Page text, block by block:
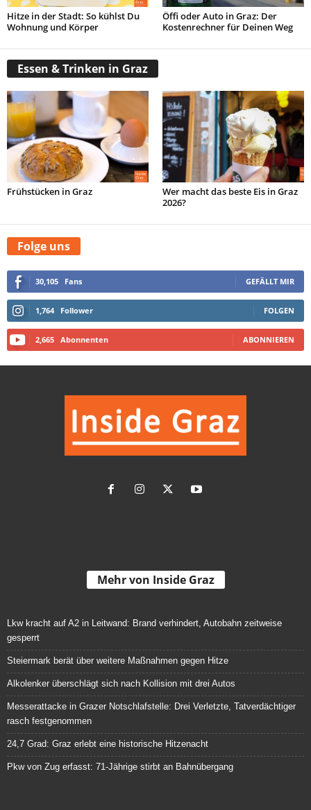
Hitze in der Stadt: So kühlst Du
Wohnung und Körper
Öffi oder Auto in Graz: Der
Kostenrechner für Deinen Weg
Essen & Trinken in Graz
Frühstücken in Graz
Wer macht das beste Eis in Graz
2026?
Folge uns
30,105 Fans GEFÄLLT MIR
1,764 Follower FOLGEN
2,665 Abonnenten ABONNIEREN
Mehr von Inside Graz
Lkw kracht auf A2 in Leitwand: Brand verhindert, Autobahn zeitweise
gesperrt
Steiermark berät über weitere Maßnahmen gegen Hitze
Alkolenker überschlägt sich nach Kollision mit drei Autos
Messerattacke in Grazer Notschlafstelle: Drei Verletzte, Tatverdächtiger
rasch festgenommen
24,7 Grad: Graz erlebt eine historische Hitzenacht
Pkw von Zug erfasst: 71-Jährige stirbt an Bahnübergang